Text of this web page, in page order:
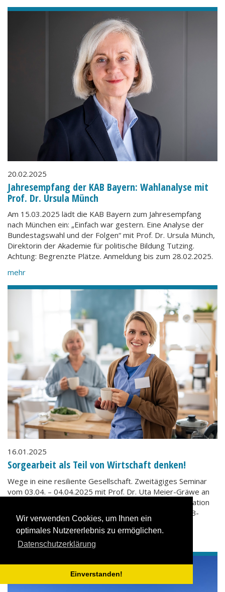
Wir verwenden Cookies, um Ihnen ein
optimales Nutzererlebnis zu ermöglichen.
Datenschutzerklärung
Einverstanden!
20.02.2025
Jahresempfang der KAB Bayern: Wahlanalyse mit
Prof. Dr. Ursula Münch
Am 15.03.2025 lädt die KAB Bayern zum Jahresempfang
nach München ein: „Einfach war gestern. Eine Analyse der
Bundestagswahl und der Folgen“ mit Prof. Dr. Ursula Münch,
Direktorin der Akademie für politische Bildung Tutzing.
Achtung: Begrenzte Plätze. Anmeldung bis zum 28.02.2025.
mehr
16.01.2025
Sorgearbeit als Teil von Wirtschaft denken!
Wege in eine resiliente Gesellschaft. Zweitägiges Seminar
vom 03.04. – 04.04.2025 mit Prof. Dr. Uta Meier-Gräwe an
der Akademie für politische Bildung Tutzing in Kooperation
mit der Justus-Liebig-Universität Gießen und dem KAB-
Bildungswerk.
mehr